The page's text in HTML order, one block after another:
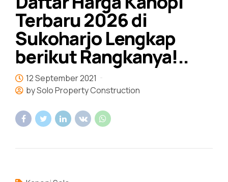
Terbaru 2026 di
Sukoharjo Lengkap
berikut Rangkanya!..
12 September 2021
by Solo Property Construction